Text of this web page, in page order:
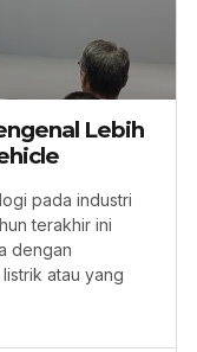
Lebih
pada industri
terakhir ini
dengan
atau yang